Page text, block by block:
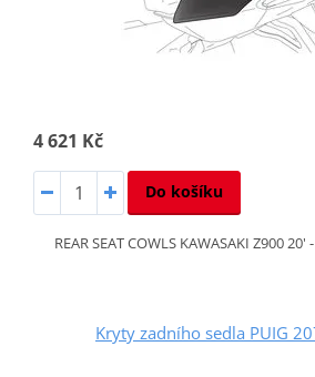
4 621 Kč
Do košíku
REAR SEAT COWLS KAWASAKI Z900
Kryty zadního sedla PUIG